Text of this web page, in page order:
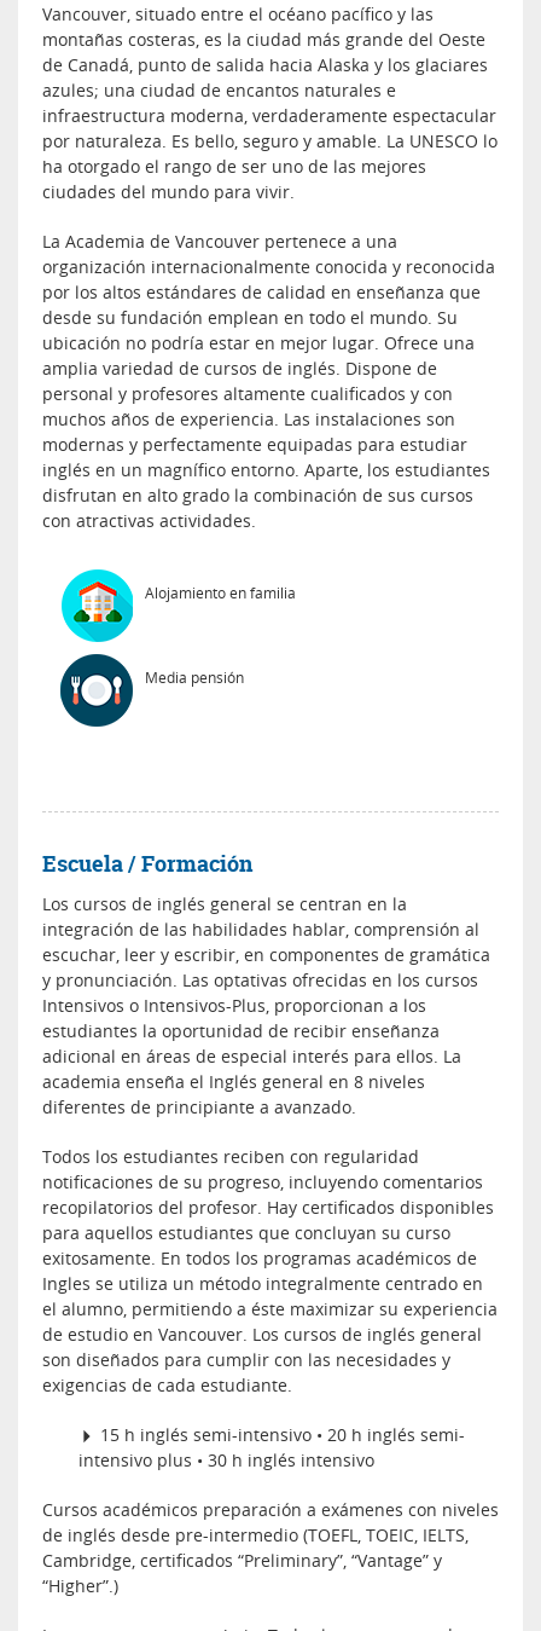
Vancouver, situado entre el océano pacífico y las
montañas costeras, es la ciudad más grande del Oeste
de Canadá, punto de salida hacia Alaska y los glaciares
azules; una ciudad de encantos naturales e
infraestructura moderna, verdaderamente espectacular
por naturaleza. Es bello, seguro y amable. La UNESCO lo
ha otorgado el rango de ser uno de las mejores
ciudades del mundo para vivir.
La Academia de Vancouver pertenece a una
organización internacionalmente conocida y reconocida
por los altos estándares de calidad en enseñanza que
desde su fundación emplean en todo el mundo. Su
ubicación no podría estar en mejor lugar. Ofrece una
amplia variedad de cursos de inglés. Dispone de
personal y profesores altamente cualificados y con
muchos años de experiencia. Las instalaciones son
modernas y perfectamente equipadas para estudiar
inglés en un magnífico entorno. Aparte, los estudiantes
disfrutan en alto grado la combinación de sus cursos
con atractivas actividades.
Alojamiento en familia
Media pensión
Escuela / Formación
Los cursos de inglés general se centran en la
integración de las habilidades hablar, comprensión al
escuchar, leer y escribir, en componentes de gramática
y pronunciación. Las optativas ofrecidas en los cursos
Intensivos o Intensivos-Plus, proporcionan a los
estudiantes la oportunidad de recibir enseñanza
adicional en áreas de especial interés para ellos. La
academia enseña el Inglés general en 8 niveles
diferentes de principiante a avanzado.
Todos los estudiantes reciben con regularidad
notificaciones de su progreso, incluyendo comentarios
recopilatorios del profesor. Hay certificados disponibles
para aquellos estudiantes que concluyan su curso
exitosamente. En todos los programas académicos de
Ingles se utiliza un método integralmente centrado en
el alumno, permitiendo a éste maximizar su experiencia
de estudio en Vancouver. Los cursos de inglés general
son diseñados para cumplir con las necesidades y
exigencias de cada estudiante.
15 h inglés semi-intensivo • 20 h inglés semi-
intensivo plus • 30 h inglés intensivo
Cursos académicos preparación a exámenes con niveles
de inglés desde pre-intermedio (TOEFL, TOEIC, IELTS,
Cambridge, certificados “Preliminary”, “Vantage” y
“Higher”.)